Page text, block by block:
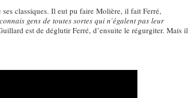
classiques. Il eut pu faire Molière, il fait Ferré,
gens de toutes sortes qui n’égalent pas leur
est de déglutir Ferré, d’ensuite le régurgiter. Mais il